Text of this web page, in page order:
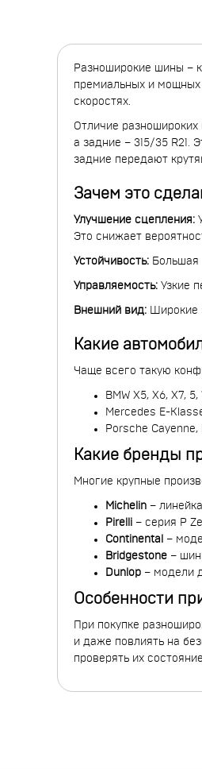
Разноширокие шины –
премиальных и мощных
скоростях.
Отличие
а задние – 315/35 R21.
задние передают
Зачем это
Улучшение сцепления:
Это снижает
Устойчивость: Большая
Управляемость: Узкие
Внешний вид: Широкие
Какие
Чаще всего такую
BMW X5, X6, X7,
Mercedes E-
Porsche
Какие бренды
Многие крупные
Michelin –
Pirelli – серия P
Continental –
Bridgestone –
Dunlop – модели
Особенности
При покупке
и даже повлиять на
проверять их